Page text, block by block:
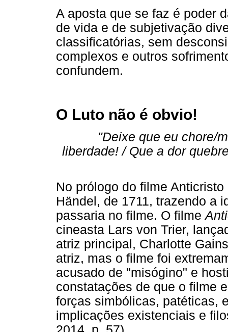
A aposta que se faz é poder
de vida e de subjetivação
classificatórias, sem
complexos e outros
confundem.
O Luto não é obvio!
"Deixe que eu chore/
liberdade! / Que a dor
No prólogo do filme
Händel, de 1711, trazendo a
passaria no filme. O filme
cineasta Lars von Trier,
atriz principal, Charlotte
atriz, mas o filme foi
acusado de "misógino" e
constatações de que o filme
forças simbólicas, patéticas,
implicações existenciais e